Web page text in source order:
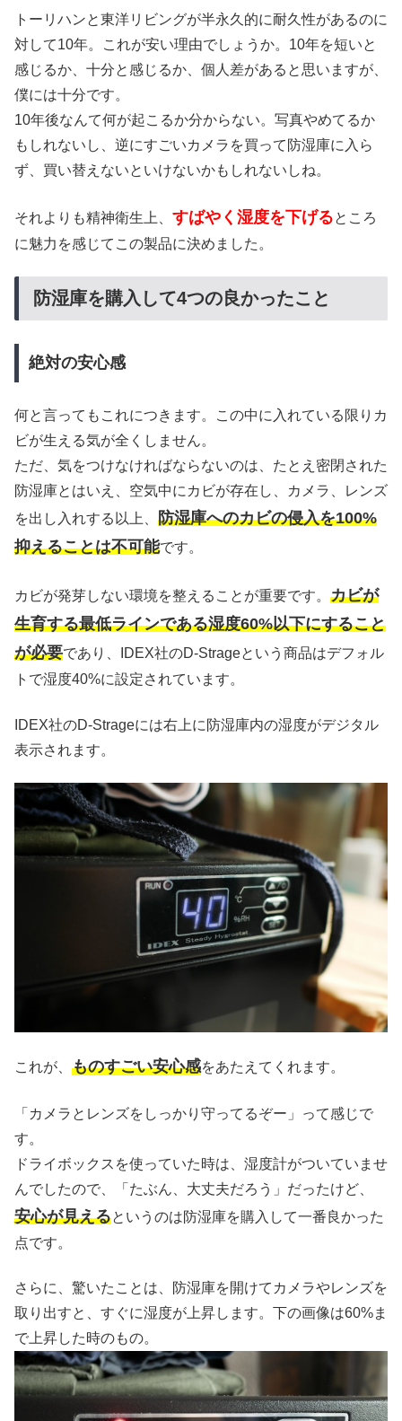
トーリハンと東洋リビングが半永久的に耐久性があるのに
対して10年。これが安い理由でしょうか。10年を短いと
感じるか、十分と感じるか、個人差があると思いますが、
僕には十分です。
10年後なんて何が起こるか分からない。写真やめてるか
もしれないし、逆にすごいカメラを買って防湿庫に入ら
ず、買い替えないといけないかもしれないしね。
それよりも精神衛生上、 すばやく湿度を下げるところ
に魅力を感じてこの製品に決めました。
防湿庫を購入して4つの良かったこと
絶対の安心感
何と言ってもこれにつきます。この中に入れている限りカ
ビが生える気が全くしません。
ただ、気をつけなければならないのは、たとえ密閉された
防湿庫とはいえ、空気中にカビが存在し、カメラ、レンズ
を出し入れする以上、 防湿庫へのカビの侵入を100%
抑えることは不可能です。
カビが発芽しない環境を整えることが重要です。 カビが
生育する最低ラインである湿度60%以下にすること
が必要であり、IDEX社のD-Strageという商品はデフォル
トで湿度40%に設定されています。
IDEX社のD-Strageには右上に防湿庫内の湿度がデジタル
表示されます。
これが、 ものすごい安心感をあたえてくれます。
「カメラとレンズをしっかり守ってるぞー」って感じで
す。
ドライボックスを使っていた時は、湿度計がついていませ
んでしたので、「たぶん、大丈夫だろう」だったけど、
安心が見えるというのは防湿庫を購入して一番良かった
点です。
さらに、驚いたことは、防湿庫を開けてカメラやレンズを
取り出すと、すぐに湿度が上昇します。下の画像は60%ま
で上昇した時のもの。